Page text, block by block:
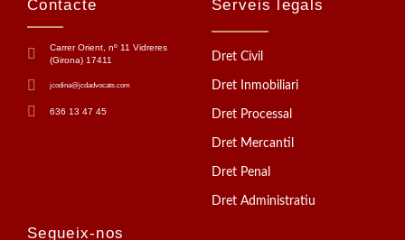
Contacte
Carrer Orient, nº 11 Vidreres
(Girona) 17411
jcodina@jcdadvocats.com
636 13 47 45
Serveis legals
Dret Civil
Dret Inmobiliari
Dret Processal
Dret Mercantil
Dret Penal
Dret Administratiu
Segueix-nos